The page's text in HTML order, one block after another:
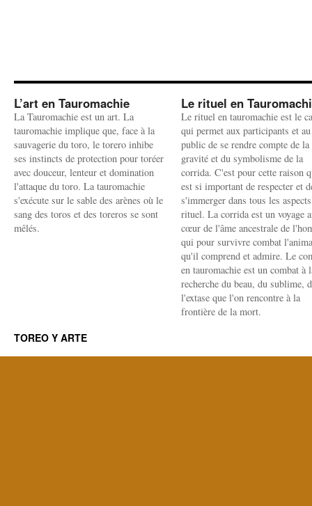
L’art en Tauromachie
La Tauromachie est un art. La
tauromachie implique que, face à la
sauvagerie du toro, le torero inhibe
ses instincts de protection pour toréer
avec douceur, lenteur et domination
l'attaque du toro. La tauromachie
s'exécute sur le sable des arènes où le
sang des toros et des toreros se sont
mêlés.
Le rituel en
Le rituel en tauromachie est le
qui permet aux participants et au
public de se rendre compte de la
gravité et du symbolisme de la
corrida. C'est pour cette raison
est si important de respecter et
s'immerger dans tous les
rituel. La corrida est un voyage
cœur de l'âme ancestrale de
qui pour survivre combat
qu'il comprend et admire. Le
en tauromachie est un combat à
recherche du beau, du sublime,
l'extase que l'on rencontre à la
frontière de la mort.
TOREO Y ARTE